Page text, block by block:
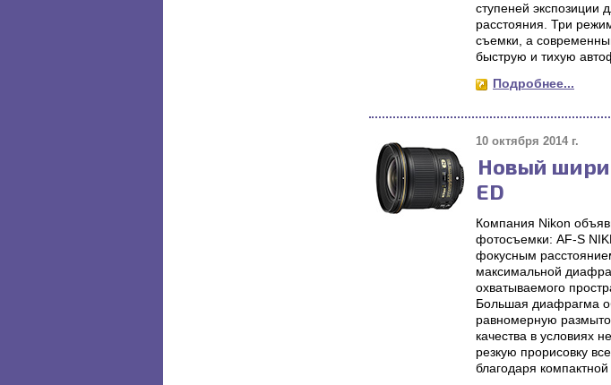
ступеней
расстояния. Три
съемки, а
быструю и тихую
Подробнее...
10 октября 2014 г.
Новый
ED
Компания Nikon
фотосъемки: AF-S
фокусным
максимальной
охватываемого
Большая диафрагма
равномерную
качества в условиях
резкую прорисовку
благодаря